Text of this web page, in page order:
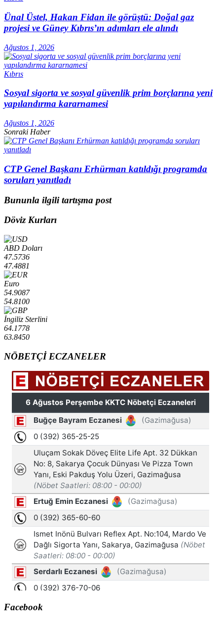
Ünal Üstel, Hakan Fidan ile görüştü: Doğal gaz
projesi ve Güney Kıbrıs’ın adımları ele alındı
Ağustos 1, 2026
Kıbrıs
Sosyal sigorta ve sosyal güvenlik prim borçlarına yeni
yapılandırma kararnamesi
Ağustos 1, 2026
Sonraki Haber
CTP Genel Başkanı Erhürman katıldığı programda
soruları yanıtladı
Bununla ilgili tartışma post
Döviz Kurları
ABD Doları
47.5736
47.4881
Euro
54.9087
54.8100
İngiliz Sterlini
64.1778
63.8450
NÖBETÇİ ECZANELER
Facebook